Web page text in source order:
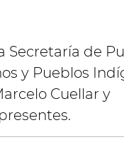
Secretaría de
y Pueblos
Cuellar y